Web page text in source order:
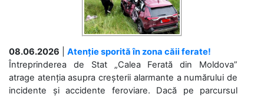
08.06.2026
Atenție sporită în zona căii ferate!
Întreprinderea de Stat „Calea Ferată din Moldova”
atrage atenția asupra creșterii alarmante a numărului de
incidente și accidente feroviare. Dacă pe parcursul